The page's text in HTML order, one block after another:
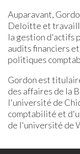
Auparavant,
Deloitte et
la gestion d'actifs
audits financiers
politiques
Gordon est
des affaires de la
l'université de
comptabilité et
de l'université de